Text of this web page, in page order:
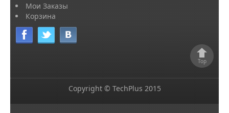
Мои Заказы
Корзина
Top
Copyright © TechPlus 2015